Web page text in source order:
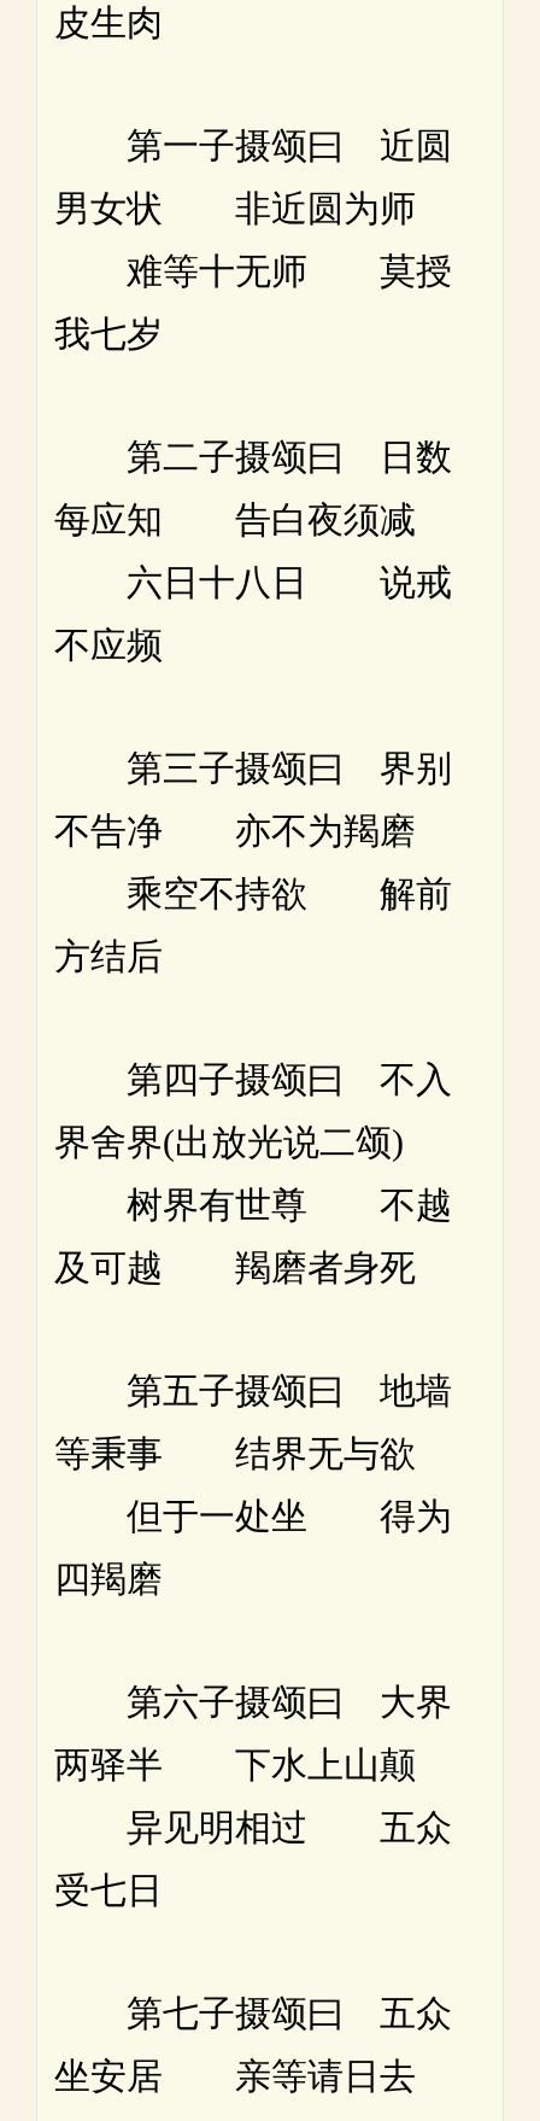
皮生肉
第一子摄颂曰 近圆
男女状 非近圆为师
难等十无师 莫授
我七岁
第二子摄颂曰 日数
每应知 告白夜须减
六日十八日 说戒
不应频
第三子摄颂曰 界别
不告净 亦不为羯磨
乘空不持欲 解前
方结后
第四子摄颂曰 不入
界舍界(出放光说二颂)
树界有世尊 不越
及可越 羯磨者身死
第五子摄颂曰 地墙
等秉事 结界无与欲
但于一处坐 得为
四羯磨
第六子摄颂曰 大界
两驿半 下水上山颠
异见明相过 五众
受七日
第七子摄颂曰 五众
坐安居 亲等请日去